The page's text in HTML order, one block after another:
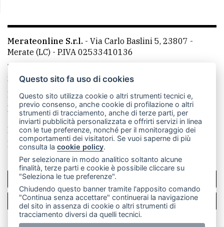
Merateonline S.r.l. - Via Carlo Baslini 5, 23807 -
Merate (LC) - P.IVA 02533410136
Telefono:
mail: redazione@leccoonline.com
La redazione
MerateOnline CasateOnline
RSS
Made by VIP
Privacy policy
Cookie policy
Rivedi le tue scelte sui cookie
SCRIVICI
PER LA TUA PUBBLICITÀ
Questo sito fa uso di cookies
Questo sito utilizza cookie o altri strumenti tecnici e,
previo consenso, anche cookie di profilazione o altri
strumenti di tracciamento, anche di terze parti, per
inviarti pubblicità personalizzata e offrirti servizi in linea
con le tue preferenze, nonché per il monitoraggio dei
comportamenti dei visitatori. Se vuoi saperne di più
consulta lacookie policy.
Per selezionare in modo analitico soltanto alcune
finalità, terze parti e cookie è possibile cliccare su
"Seleziona le tue preferenze".
Chiudendo questo banner tramite l'apposito comando
"Continua senza accettare" continuerai la navigazione
del sito in assenza di cookie o altri strumenti di
tracciamento diversi da quelli tecnici.